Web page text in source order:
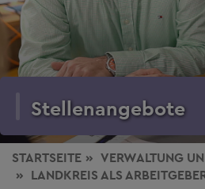
Stellenangebote
STARTSEITE VERWALTUNG
LANDKREIS ALS